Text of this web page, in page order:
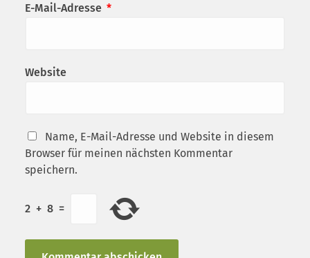
E-Mail-Adresse *
Website
Name, E-Mail-Adresse und Website in diesem
Browser für meinen nächsten Kommentar
speichern.
2 + 8 =